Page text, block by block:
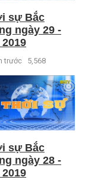
sự Bắc
ngày 29 -
2019
trước 5,568
sự Bắc
ngày 28 -
2019